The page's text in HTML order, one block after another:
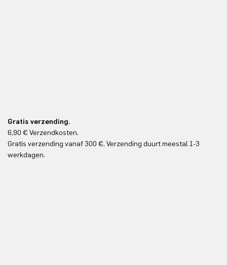
Gratis verzending.
6,90 € Verzendkosten.
Gratis verzending vanaf 300 €. Verzending duurt meestal 1-3
werkdagen.